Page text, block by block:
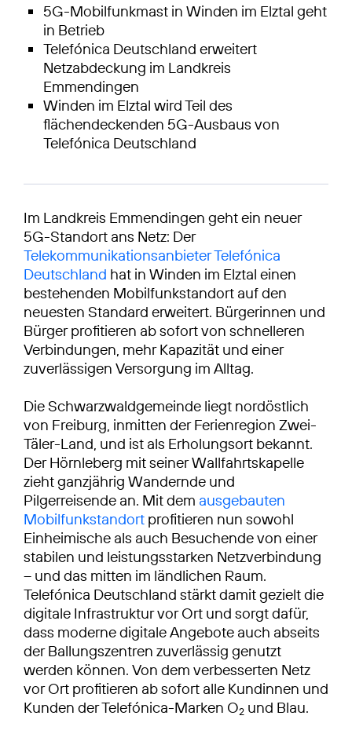
5G-Mobilfunkmast in Winden im Elztal geht
in Betrieb
Telefónica Deutschland erweitert
Netzabdeckung im Landkreis
Emmendingen
Winden im Elztal wird Teil des
flächendeckenden 5G-Ausbaus von
Telefónica Deutschland
Im Landkreis Emmendingen geht ein neuer
5G-Standort ans Netz: Der
Telekommunikationsanbieter Telefónica
Deutschland hat in Winden im Elztal einen
bestehenden Mobilfunkstandort auf den
neuesten Standard erweitert. Bürgerinnen und
Bürger profitieren ab sofort von schnelleren
Verbindungen, mehr Kapazität und einer
zuverlässigen Versorgung im Alltag.
Die Schwarzwaldgemeinde liegt nordöstlich
von Freiburg, inmitten der Ferienregion Zwei-
Täler-Land, und ist als Erholungsort bekannt.
Der Hörnleberg mit seiner Wallfahrtskapelle
zieht ganzjährig Wandernde und
Pilgerreisende an. Mit dem ausgebauten
Mobilfunkstandort profitieren nun sowohl
Einheimische als auch Besuchende von einer
stabilen und leistungsstarken Netzverbindung
– und das mitten im ländlichen Raum.
Telefónica Deutschland stärkt damit gezielt die
digitale Infrastruktur vor Ort und sorgt dafür,
dass moderne digitale Angebote auch abseits
der Ballungszentren zuverlässig genutzt
werden können. Von dem verbesserten Netz
vor Ort profitieren ab sofort alle Kundinnen und
Kunden der Telefónica-Marken O2 und Blau.